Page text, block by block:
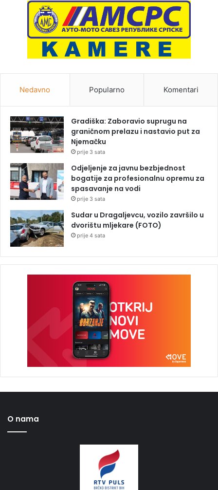
Nedavno Popularno Komentari
Gradiška: Zaboravio suprugu na
graničnom prelazu i nastavio put za
Njemačku
prije 3 sata
Odjeljenje za javnu bezbjednost
bogatije za profesionalnu opremu za
spasavanje na vodi
prije 3 sata
Sudar u Dragaljevcu, vozilo završilo u
dvorištu mljekare (FOTO)
prije 4 sata
O nama